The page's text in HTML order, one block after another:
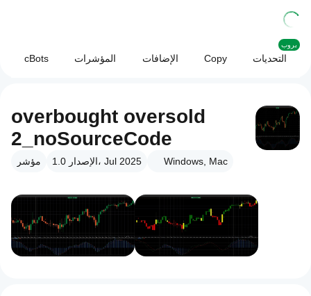
cBots المؤشرات الإضافات Copy التحديات
بروب
overbought oversold
2_noSourceCode
مؤشر الإصدار 1.0، Jul 2025 Windows, Mac